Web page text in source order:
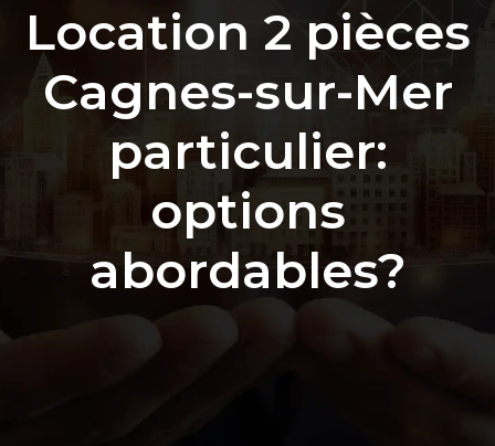
Location 2 pièces
Cagnes-sur-Mer
particulier:
options
abordables?